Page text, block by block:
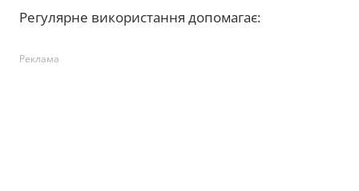
Регулярне використання допомагає:
Реклама